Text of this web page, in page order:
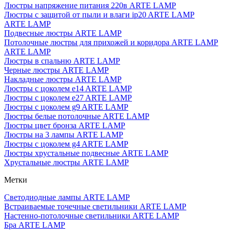
Люстры напряжение питания 220в ARTE LAMP
Люстры с защитой от пыли и влаги ip20 ARTE LAMP
ARTE LAMP
Подвесные люстры ARTE LAMP
Потолочные люстры для прихожей и коридора ARTE LAMP
ARTE LAMP
Люстры в спальню ARTE LAMP
Черные люстры ARTE LAMP
Накладные люстры ARTE LAMP
Люстры с цоколем e14 ARTE LAMP
Люстры с цоколем e27 ARTE LAMP
Люстры с цоколем g9 ARTE LAMP
Люстры белые потолочные ARTE LAMP
Люстры цвет бронза ARTE LAMP
Люстры на 3 лампы ARTE LAMP
Люстры с цоколем g4 ARTE LAMP
Люстры хрустальные подвесные ARTE LAMP
Хрустальные люстры ARTE LAMP
Метки
Светодиодные лампы ARTE LAMP
Встраиваемые точечные светильники ARTE LAMP
Настенно-потолочные светильники ARTE LAMP
Бра ARTE LAMP